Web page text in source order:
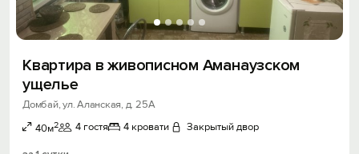
Квартира в живописном Аманаузском
ущелье
Домбай, ул. Аланская, д. 25А
40м2 4 гостя 4 кровати Закрытый двор